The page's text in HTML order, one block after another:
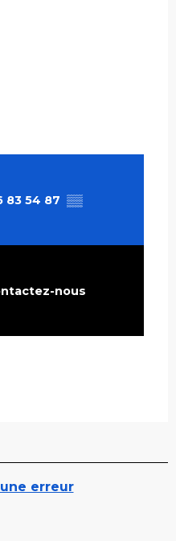
83 54 87 ▒▒
nous
erreur